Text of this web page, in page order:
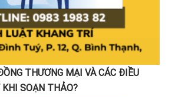
THƯƠNG MẠI VÀ CÁC ĐIỀU
KHI SOẠN THẢO?